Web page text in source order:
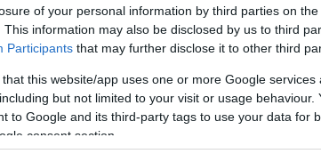
of your personal information by third parties on the
This information may also be disclosed by us to third
Participants that may further disclose it to other third
that this website/app uses one or more Google
but not limited to your visit or usage behaviour.
to Google and its third-party tags to use your data for
consent section.